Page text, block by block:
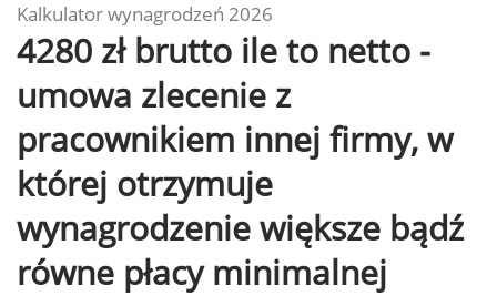
Kalkulator wynagrodzeń 2026
4280 zł brutto ile to netto -
umowa zlecenie z
pracownikiem innej firmy, w
której otrzymuje
wynagrodzenie większe bądź
równe płacy minimalnej